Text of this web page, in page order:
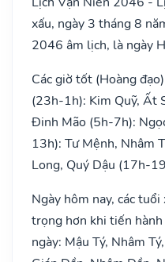
xấu, ngày 3 tháng 8
2046 âm lịch, là ngày
Các giờ tốt (Hoàng
(23h-1h): Kim Quỹ, Ất
Đinh Mão (5h-7h):
13h): Tư Mệnh, Nhâm
Long, Quý Dậu (17h-
Ngày hôm nay, các
trọng hơn khi tiến
ngày: Mậu Tý, Nhâm